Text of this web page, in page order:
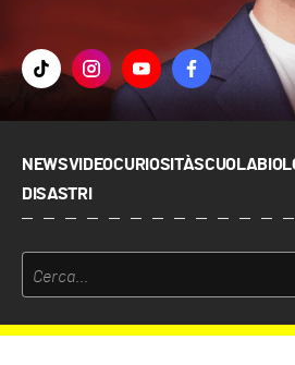
NEWSVIDEOCURIOSITÀSCUOLA
DISASTRI